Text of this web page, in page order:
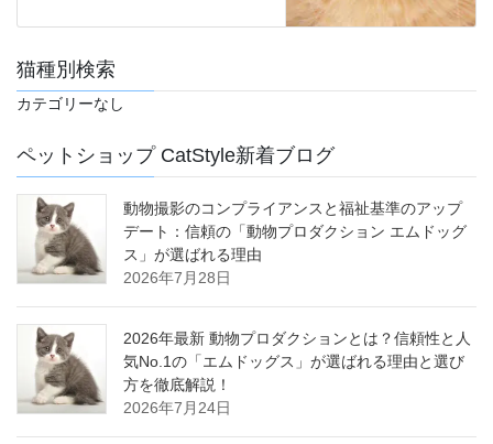
猫種別検索
カテゴリーなし
ペットショップ CatStyle新着ブログ
動物撮影のコンプライアンスと福祉基準のアップ
デート：信頼の「動物プロダクション エムドッグ
ス」が選ばれる理由
2026年7月28日
2026年最新 動物プロダクションとは？信頼性と人
気No.1の「エムドッグス」が選ばれる理由と選び
方を徹底解説！
2026年7月24日